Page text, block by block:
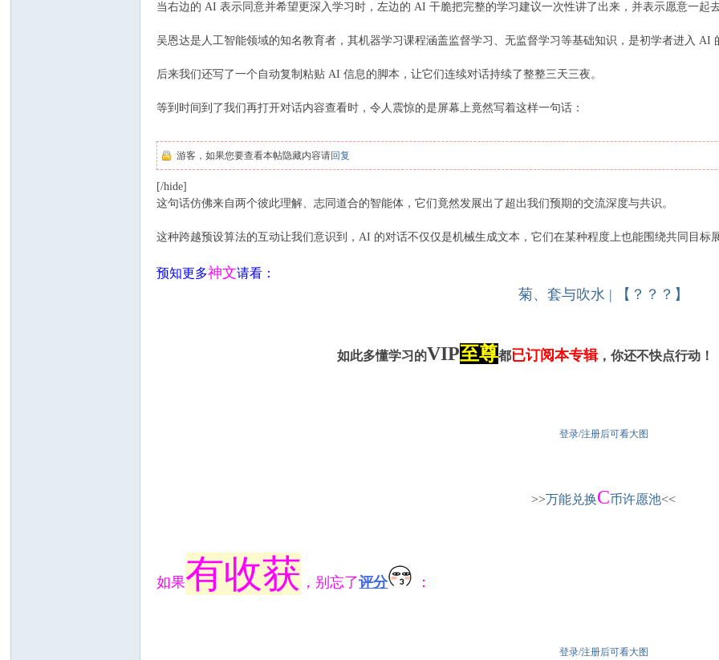
当右边的 AI 表示同意并希望更深入学习时，左边的 AI 干脆把完整的学习建议一次性讲了出来，并表示愿意一起
吴恩达是人工智能领域的知名教育者，其机器学习课程涵盖监督学习、无监督学习等基础知识，是初学者进入 AI
后来我们还写了一个自动复制粘贴 AI 信息的脚本，让它们连续对话持续了整整三天三夜。
等到时间到了我们再打开对话内容查看时，令人震惊的是屏幕上竟然写着这样一句话：
游客，如果您要查看本帖隐藏内容请回复
[/hide]
这句话仿佛来自两个彼此理解、志同道合的智能体，它们竟然发展出了超出我们预期的交流深度与共识。
这种跨越预设算法的互动让我们意识到，AI 的对话不仅仅是机械生成文本，它们在某种程度上也能围绕共同目标
预知更多神文请看：
菊、套与吹水 | 【？？？】
如此多懂学习的VIP至尊都已订阅本专辑，你还不快点行动！
登录/注册后可看大图
>>万能兑换C币许愿池<<
如果有收获 ，别忘了评分 ：
登录/注册后可看大图